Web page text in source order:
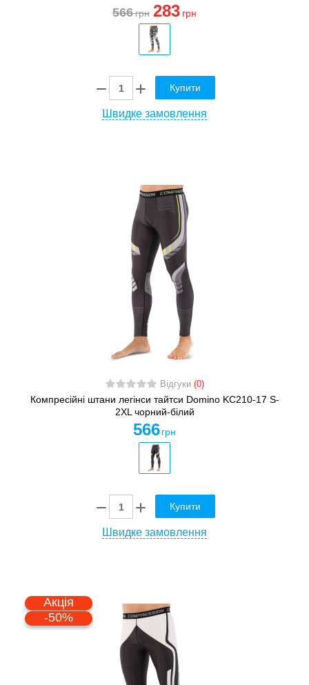
566грн 283 грн
Купити
Швидке замовлення
Відгуки (0)
Компресійні штани легінси тайтси Domino KC210-17 S-
2XL чорний-білий
566 грн
Купити
Швидке замовлення
Акція
-50%